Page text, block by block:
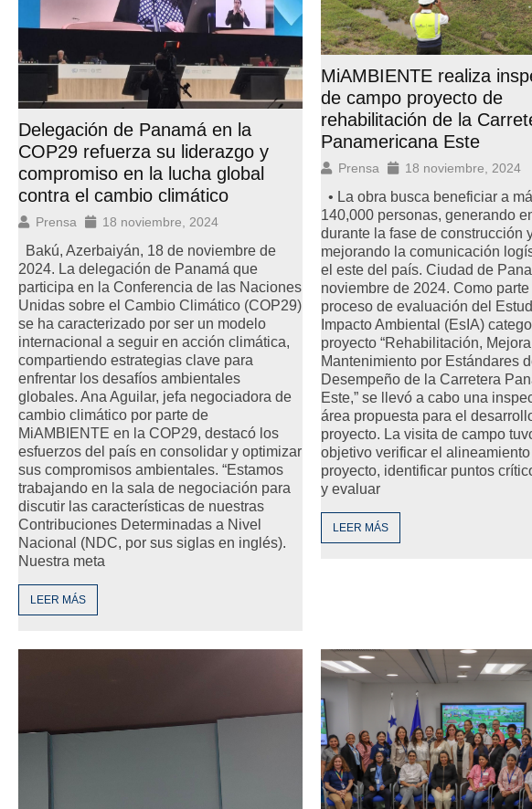
Delegación de Panamá en la
COP29 refuerza su liderazgo y
compromiso en la lucha global
contra el cambio climático
Prensa 18 noviembre, 2024
Bakú, Azerbaiyán, 18 de noviembre de
2024. La delegación de Panamá que
participa en la Conferencia de las Naciones
Unidas sobre el Cambio Climático (COP29)
se ha caracterizado por ser un modelo
internacional a seguir en acción climática,
compartiendo estrategias clave para
enfrentar los desafíos ambientales
globales. Ana Aguilar, jefa negociadora de
cambio climático por parte de
MiAMBIENTE en la COP29, destacó los
esfuerzos del país en consolidar y optimizar
sus compromisos ambientales. “Estamos
trabajando en la sala de negociación para
discutir las características de nuestras
Contribuciones Determinadas a Nivel
Nacional (NDC, por sus siglas en inglés).
Nuestra meta
LEER MÁS
MiAMBIENTE realiza
de campo proyecto de
rehabilitación de la
Panamericana Este
Prensa 18 noviembre, 2024
• La obra busca beneficiar a
140,000 personas, generando
durante la fase de construcción
mejorando la comunicación
el este del país. Ciudad de
noviembre de 2024. Como parte
proceso de evaluación del
Impacto Ambiental (EsIA)
proyecto “Rehabilitación,
Mantenimiento por Estándares
Desempeño de la Carretera
Este,” se llevó a cabo una
área propuesta para el
proyecto. La visita de campo
objetivo verificar el alineamiento
proyecto, identificar puntos
y evaluar
LEER MÁS